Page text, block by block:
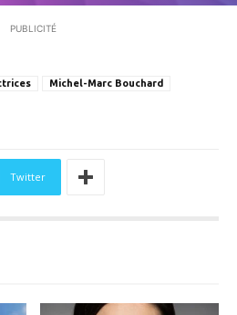
PUBLICITÉ
Michel-Marc Bouchard
Twitter